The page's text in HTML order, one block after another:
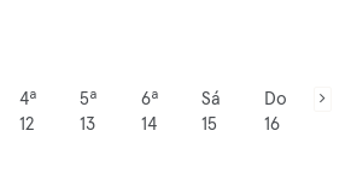
4ª
12
5ª
13
6ª
14
Sá
15
Do
16